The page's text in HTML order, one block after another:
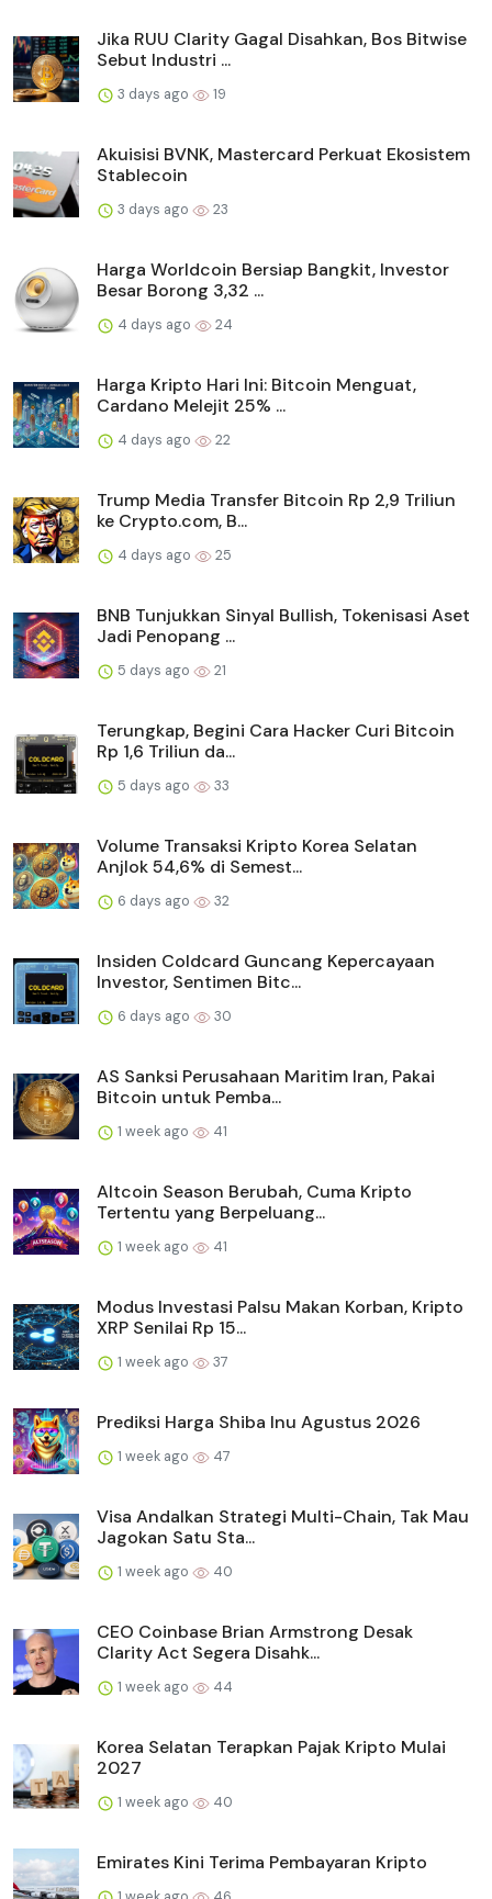
Jika RUU Clarity Gagal Disahkan, Bos Bitwise
Sebut Industri ...
3 days ago 19
Akuisisi BVNK, Mastercard Perkuat Ekosistem
Stablecoin
3 days ago 23
Harga Worldcoin Bersiap Bangkit, Investor
Besar Borong 3,32 ...
4 days ago 24
Harga Kripto Hari Ini: Bitcoin Menguat,
Cardano Melejit 25% ...
4 days ago 22
Trump Media Transfer Bitcoin Rp 2,9 Triliun
ke Crypto.com, B...
4 days ago 25
BNB Tunjukkan Sinyal Bullish, Tokenisasi Aset
Jadi Penopang ...
5 days ago 21
Terungkap, Begini Cara Hacker Curi Bitcoin
Rp 1,6 Triliun da...
5 days ago 33
Volume Transaksi Kripto Korea Selatan
Anjlok 54,6% di Semest...
6 days ago 32
Insiden Coldcard Guncang Kepercayaan
Investor, Sentimen Bitc...
6 days ago 30
AS Sanksi Perusahaan Maritim Iran, Pakai
Bitcoin untuk Pemba...
1 week ago 41
Altcoin Season Berubah, Cuma Kripto
Tertentu yang Berpeluang...
1 week ago 41
Modus Investasi Palsu Makan Korban, Kripto
XRP Senilai Rp 15...
1 week ago 37
Prediksi Harga Shiba Inu Agustus 2026
1 week ago 47
Visa Andalkan Strategi Multi-Chain, Tak Mau
Jagokan Satu Sta...
1 week ago 40
CEO Coinbase Brian Armstrong Desak
Clarity Act Segera Disahk...
1 week ago 44
Korea Selatan Terapkan Pajak Kripto Mulai
2027
1 week ago 40
Emirates Kini Terima Pembayaran Kripto